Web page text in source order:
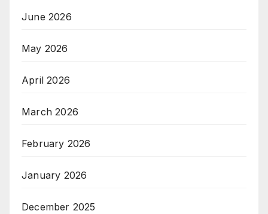
June 2026
May 2026
April 2026
March 2026
February 2026
January 2026
December 2025